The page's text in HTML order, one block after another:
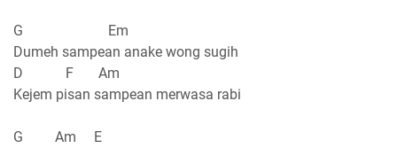
G Em
Dumeh sampean anake wong sugih
D F Am
Kejem pisan sampean merwasa rabi
G Am E